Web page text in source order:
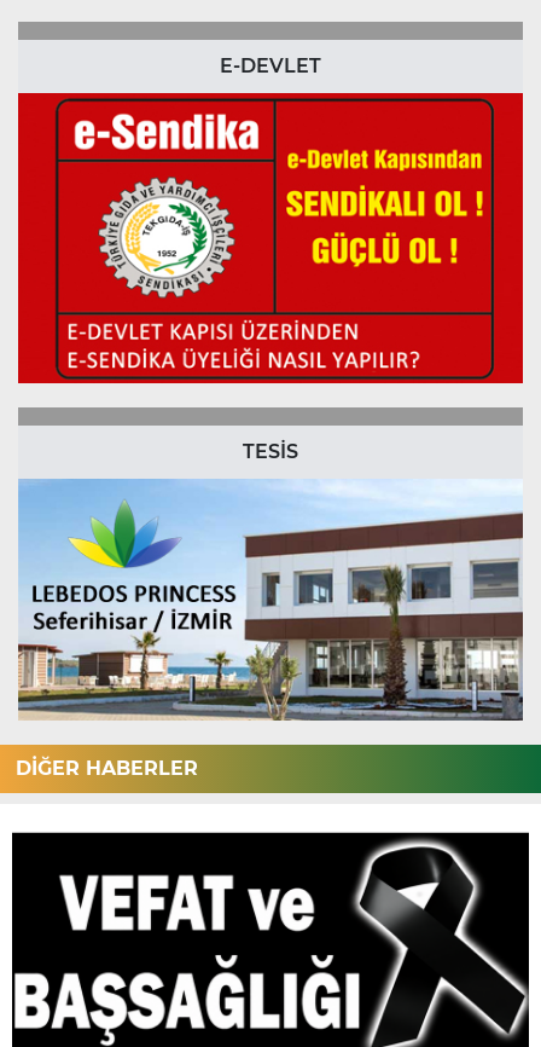
E-DEVLET
TESİS
DİĞER HABERLER